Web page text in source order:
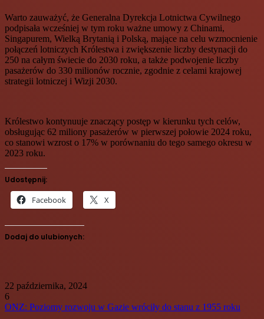
Warto zauważyć, że Generalna Dyrekcja Lotnictwa Cywilnego
podpisała wcześniej w tym roku ważne umowy z Chinami,
Singapurem, Wielką Brytanią i Polską, mające na celu wzmocnienie
połączeń lotniczych Królestwa i zwiększenie liczby destynacji do
250 na całym świecie do 2030 roku, a także podwojenie liczby
pasażerów do 330 milionów rocznie, zgodnie z celami krajowej
strategii lotniczej i Wizji 2030.
Królestwo kontynuuje znaczący postęp w kierunku tych celów,
obsługując 62 miliony pasażerów w pierwszej połowie 2024 roku,
co stanowi wzrost o 17% w porównaniu do tego samego okresu w
2023 roku.
Udostępnij:
Facebook X
Dodaj do ulubionych:
22 października, 2024
6
ONZ: Poziomy rozwoju w Gazie wróciły do stanu z 1955 roku